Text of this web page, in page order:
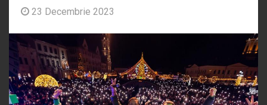
23 Decembrie 2023